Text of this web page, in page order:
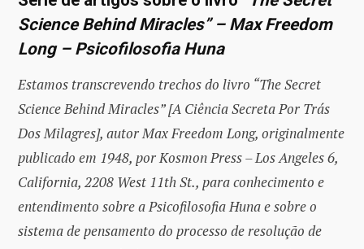
Science Behind Miracles” – Max Freedom
Long – Psicofilosofia Huna
Estamos transcrevendo trechos do livro “The Secret
Science Behind Miracles” [A Ciência Secreta Por Trás
Dos Milagres], autor Max Freedom Long, originalmente
publicado em 1948, por Kosmon Press – Los Angeles 6,
California, 2208 West 11th St., para conhecimento e
entendimento sobre a Psicofilosofia Huna e sobre o
sistema de pensamento do processo de resolução de